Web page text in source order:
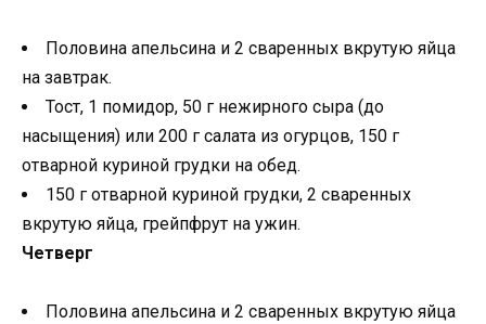
Половина апельсина и 2 сваренных вкрутую яйца
на завтрак.
Тост, 1 помидор, 50 г нежирного сыра (до
насыщения) или 200 г салата из огурцов, 150 г
отварной куриной грудки на обед.
150 г отварной куриной грудки, 2 сваренных
вкрутую яйца, грейпфрут на ужин.
Четверг
Половина апельсина и 2 сваренных вкрутую яйца